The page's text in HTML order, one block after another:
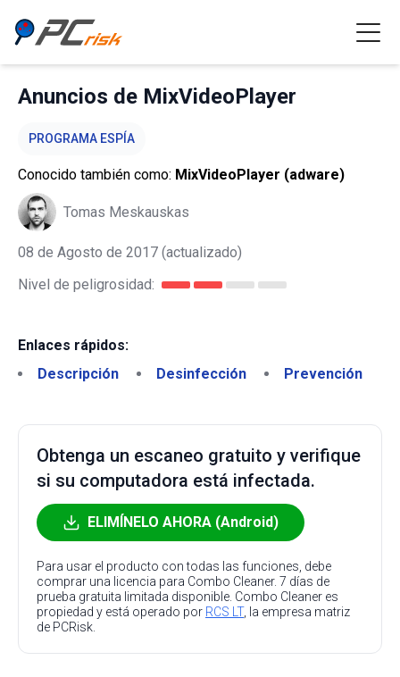
Anuncios de MixVideoPlayer
PROGRAMA ESPÍA
Conocido también como: MixVideoPlayer (adware)
Tomas Meskauskas
08 de Agosto de 2017 (actualizado)
Nivel de peligrosidad:
Enlaces rápidos:
Descripción
Desinfección Prevención
Obtenga un escaneo gratuito y verifique
si su computadora está infectada.
ELIMÍNELO AHORA (Android)
Para usar el producto con todas las funciones, debe
comprar una licencia para Combo Cleaner. 7 días de
prueba gratuita limitada disponible. Combo Cleaner es
propiedad y está operado por RCS LT, la empresa matriz
de PCRisk.